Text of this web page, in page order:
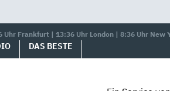
Uhr Frankfurt | 13:36 Uhr London | 8:36 Uhr New
DAS BESTE